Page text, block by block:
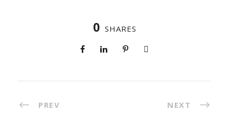
0 SHARES
PREV NEXT